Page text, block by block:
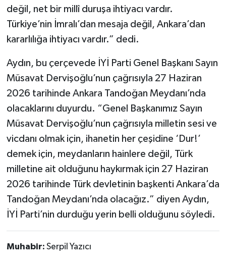
değil, net bir millî duruşa ihtiyacı vardır.
Türkiye’nin İmralı’dan mesaja değil, Ankara’dan
kararlılığa ihtiyacı vardır.” dedi.
Aydın, bu çerçevede İYİ Parti Genel Başkanı Sayın
Müsavat Dervişoğlu’nun çağrısıyla 27 Haziran
2026 tarihinde Ankara Tandoğan Meydanı’nda
olacaklarını duyurdu. “Genel Başkanımız Sayın
Müsavat Dervişoğlu’nun çağrısıyla milletin sesi ve
vicdanı olmak için, ihanetin her çeşidine ‘Dur!’
demek için, meydanların hainlere değil, Türk
milletine ait olduğunu haykırmak için 27 Haziran
2026 tarihinde Türk devletinin başkenti Ankara’da
Tandoğan Meydanı’nda olacağız.” diyen Aydın,
İYİ Parti’nin durduğu yerin belli olduğunu söyledi.
Muhabir: Serpil Yazıcı